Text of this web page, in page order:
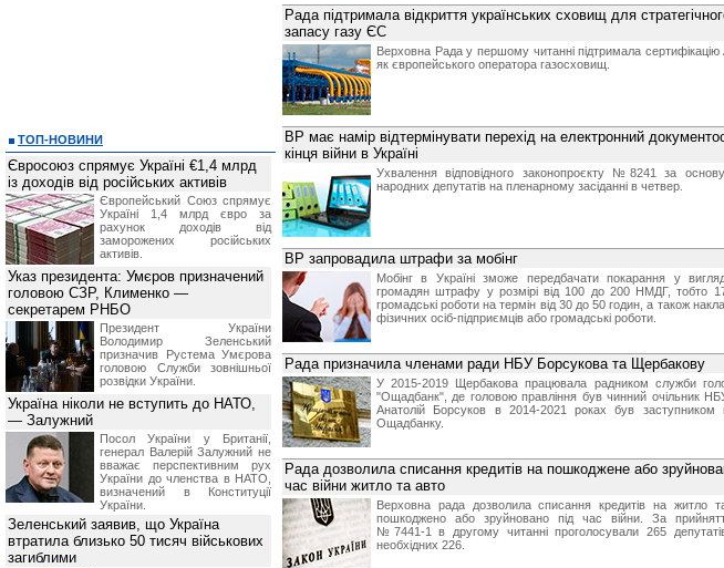
Рада підтримала відкриття українських сховищ для
запасу газу ЄС
Верховна Рада у першому читанні підтримала сертифікацію
як європейського оператора газосховищ.
ВР має намір відтермінувати перехід на електронний
кінця війни в Україні
Ухвалення відповідного законопроєкту №8241 за
народних депутатів на пленарному засіданні в четвер.
ВР запровадила штрафи за мобінг
Мобінг в Україні зможе передбачати покарання у
громадян штрафу у розмірі від 100 до 200 НМДГ, тобто
громадські роботи на термін від 30 до 50 годин, а також
фізичних осіб-підприємців або громадські роботи.
Рада призначила членами ради НБУ Борсукова та Щербакову
У 2015-2019 Щербакова працювала радником служби
"Ощадбанк", де головою правління був чинний очільник
Анатолій Борсуков в 2014-2021 роках був заступником
Ощадбанку.
Рада дозволила списання кредитів на пошкоджене або
час війни житло та авто
Верховна рада дозволила списання кредитів на житло
пошкоджено або зруйновано під час війни. За
№7441-1 в другому читанні проголосували 265
необхідних 226.
ТОП-НОВИНИ
Євросоюз спрямує Україні €1,4 млрд
із доходів від російських активів
Європейський Союз спрямує
Україні 1,4 млрд євро за
рахунок доходів від
заморожених російських
активів.
Указ президента: Умєров призначений
головою СЗР, Клименко —
секретарем РНБО
Президент України
Володимир Зеленський
призначив Pустема Умєрова
головою Служби зовнішньої
розвідки України.
Україна ніколи не вступить до НАТО,
— Залужний
Посол України у Британії,
генерал Валерій Залужний не
вважає перспективним рух
України до членства в НАТО,
визначений в Конституції
України.
Зеленський заявив, що Україна
втратила близько 50 тисяч військових
загиблими